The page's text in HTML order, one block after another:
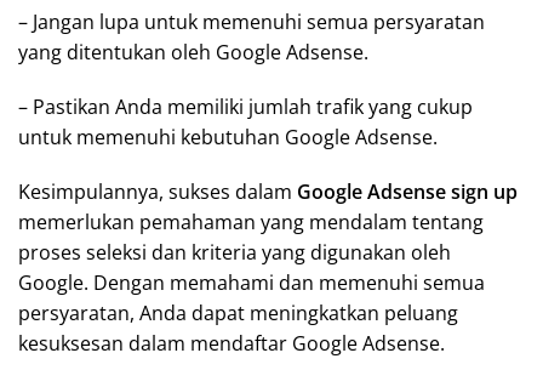
– Jangan lupa untuk memenuhi semua persyaratan
yang ditentukan oleh Google Adsense.
– Pastikan Anda memiliki jumlah trafik yang cukup
untuk memenuhi kebutuhan Google Adsense.
Kesimpulannya, sukses dalam Google Adsense sign up
memerlukan pemahaman yang mendalam tentang
proses seleksi dan kriteria yang digunakan oleh
Google. Dengan memahami dan memenuhi semua
persyaratan, Anda dapat meningkatkan peluang
kesuksesan dalam mendaftar Google Adsense.